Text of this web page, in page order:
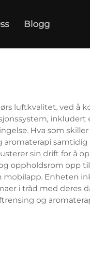
Blogg
luftkvalitet, ved å
inkludert
Hva som
samtidig
sin drift for å
oppholdsrom opp
Enheten
i tråd med deres
og